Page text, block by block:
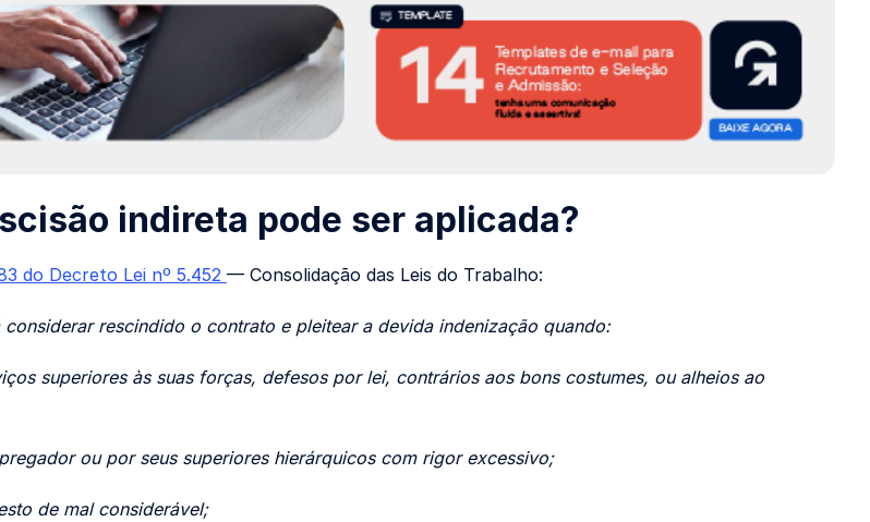
indireta pode ser aplicada?
do Decreto Lei nº 5.452 — Consolidação das Leis do Trabalho:
considerar rescindido o contrato e pleitear a devida indenização quando:
superiores às suas forças, defesos por lei, contrários aos bons costumes, ou alheios ao
ou por seus superiores hierárquicos com rigor excessivo;
de mal considerável;